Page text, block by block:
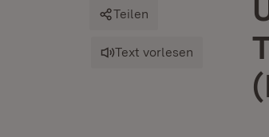
Teilen
Text vorlesen